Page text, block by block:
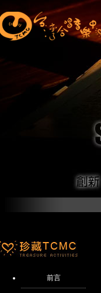
前言